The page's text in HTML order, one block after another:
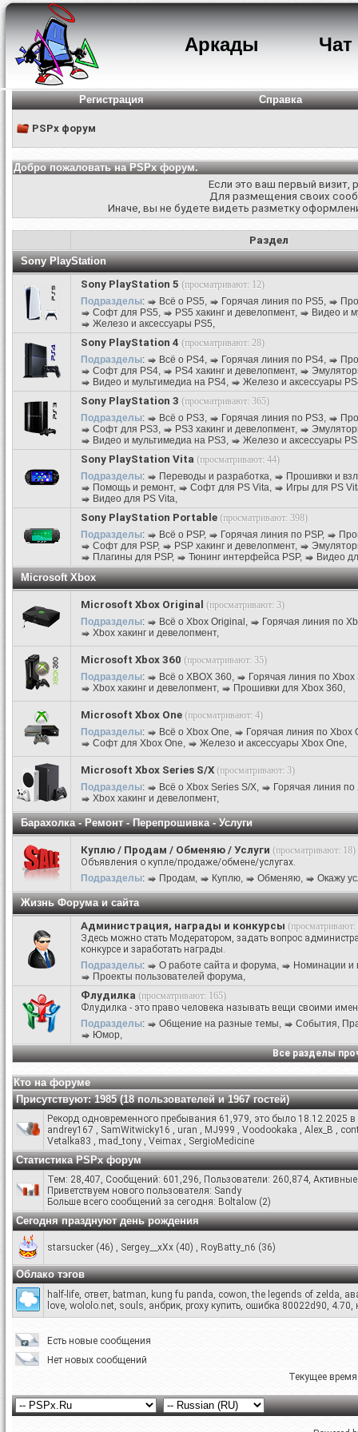
Аркады Чат
Регистрация Справка
PSPx форум
Добро пожаловать на PSPx форум.
Если это ваш первый визит,
Для размещения своих
Иначе, вы не будете видеть разметку
Раздел
Sony PlayStation
Sony PlayStation 5 (просматривают: 12)
Подразделы: Всё о PS5, Горячая линия по PS5,
Софт для PS5, PS5 хакинг и девелопмент,
Видео и
Железо и аксессуары PS5,
Sony PlayStation 4 (просматривают: 28)
Подразделы: Всё о PS4, Горячая линия по PS4,
Софт для PS4, PS4 хакинг и девелопмент,
Видео и мультимедиа на PS4, Железо и аксессуары
Sony PlayStation 3 (просматривают: 365)
Подразделы: Всё о PS3, Горячая линия по PS3,
Софт для PS3, PS3 хакинг и девелопмент,
Видео и мультимедиа на PS3, Железо и аксессуары
Sony PlayStation Vita (просматривают: 44)
Подразделы: Переводы и разработка,
Прошивки и
Помощь и ремонт, Софт для PS Vita,
Игры для PS
Видео для PS Vita,
Sony PlayStation Portable (просматривают: 398)
Подразделы: Всё о PSP, Горячая линия по PSP,
Софт для PSP, PSP хакинг и девелопмент,
Плагины для PSP, Тюнинг интерфейса PSP, Видео
Microsoft Xbox
Microsoft Xbox Original (просматривают: 3)
Подразделы: Всё о Xbox Original ,
Горячая линия по
Xbox хакинг и девелопмент,
Microsoft Xbox 360 (просматривают: 35)
Подразделы: Всё о XBOX 360,
Горячая линия по Xbox
Xbox хакинг и девелопмент, Прошивки для Xbox 360,
Microsoft Xbox One (просматривают: 4)
Подразделы: Всё о Xbox One,
Горячая линия по Xbox
Софт для Xbox One, Железо и аксессуары Xbox One,
Microsoft Xbox Series S/X (просматривают: 3)
Подразделы: Всё о Xbox Series S/X,
Горячая линия
Xbox хакинг и девелопмент,
Барахолка - Ремонт - Перепрошивка - Услуги
Куплю / Продам / Обменяю / Услуги (просматривают: 18)
Объявления о купле/продаже/обмене/услугах.
Подразделы: Продам, Куплю, Обменяю, Окажу
Жизнь Форума и сайта
Администрация, награды и конкурсы (просматривают:
Здесь можно стать Модератором, задать вопрос
конкурсе и заработать награды.
Подразделы: О работе сайта и форума,
Номинации и
Проекты пользователей форума,
Флудилка (просматривают: 165)
Флудилка - это право человека называть вещи своими
Подразделы: Общение на разные темы,
События,
Юмор,
Все разделы
Кто на форуме
Присутствуют: 1985 (18 пользователей и 1967 гостей)
Рекорд одновременного пребывания 61,979, это было 18.12.2025 в
andrey167 , SamWitwicky16 , uran , MJ999 , Voodookaka , Alex_B ,
Vetalka83 , mad_tony , Veimax , SergioMedicine
Статистика PSPx форум
Тем: 28,407, Сообщений: 601,296, Пользователи: 260,874,
Приветствуем нового пользователя: Sandy
Больше всего сообщений за сегодня: Boltalow (2)
Сегодня празднуют день рождения
starsucker (46) , Sergey__xXx (40) , RoyBatty_n6 (36)
Облако тэгов
half-life, ответ, batman, kung fu panda, cowon,the legends of zelda,
love, wololo.net, souls, анбрик, proxy купить, ошибка 80022d90, 4.70,
Есть новые сообщения
Нет новых сообщений
Текущее